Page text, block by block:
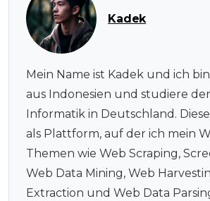
Kadek
Mein Name ist Kadek und ich
aus Indonesien und studiere
Informatik in Deutschland.
als Plattform, auf der ich mein
Themen wie Web Scraping,
Web Data Mining, Web
Extraction und Web Data